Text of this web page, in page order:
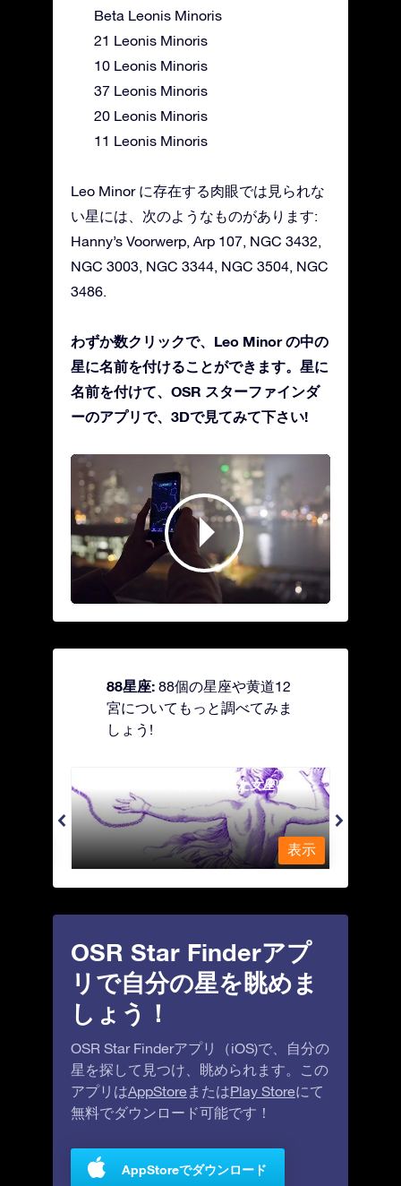
Beta Leonis Minoris
21 Leonis Minoris
10 Leonis Minoris
37 Leonis Minoris
20 Leonis Minoris
11 Leonis Minoris
Leo Minor に存在する肉眼では見られな
い星には、次のようなものがあります:
Hanny’s Voorwerp, Arp 107, NGC 3432,
NGC 3003, NGC 3344, NGC 3504, NGC
3486.
わずか数クリックで、Leo Minor の中の
星に名前を付けることができます。星に
名前を付けて、OSR スターファインダ
ーのアプリで、3Dで見てみて下さい!
88星座: 88個の星座や黄道12
宮についてもっと調べてみま
しょう!
Andromeda - 鎖で縛られた女座
表示
OSR Star Finderアプ
リで自分の星を眺めま
しょう！
OSR Star Finderアプリ（iOS)で、自分の
星を探して見つけ、眺められます。この
アプリはAppStore またはPlay Storeにて
無料でダウンロード可能です！
AppStoreでダウンロード